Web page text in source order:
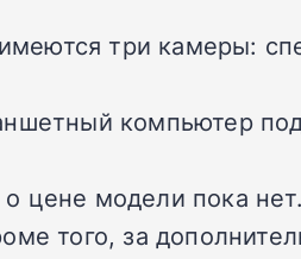
три камеры:
компьютер
цене модели пока
того, за